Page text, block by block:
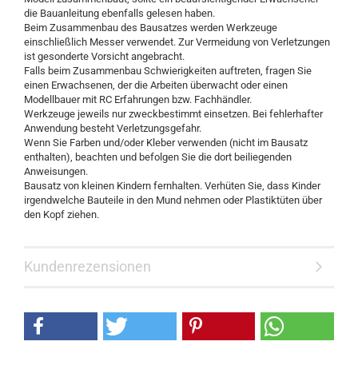
die Bauanleitung ebenfalls gelesen haben.
Beim Zusammenbau des Bausatzes werden Werkzeuge
einschließlich Messer verwendet. Zur Vermeidung von Verletzungen
ist gesonderte Vorsicht angebracht.
Falls beim Zusammenbau Schwierigkeiten auftreten, fragen Sie
einen Erwachsenen, der die Arbeiten überwacht oder einen
Modellbauer mit RC Erfahrungen bzw. Fachhändler.
Werkzeuge jeweils nur zweckbestimmt einsetzen. Bei fehlerhafter
Anwendung besteht Verletzungsgefahr.
Wenn Sie Farben und/oder Kleber verwenden (nicht im Bausatz
enthalten), beachten und befolgen Sie die dort beiliegenden
Anweisungen.
Bausatz von kleinen Kindern fernhalten. Verhüten Sie, dass Kinder
irgendwelche Bauteile in den Mund nehmen oder Plastiktüten über
den Kopf ziehen.
Kundenrezensionen